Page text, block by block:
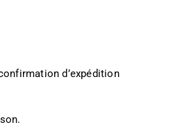
d’expédition